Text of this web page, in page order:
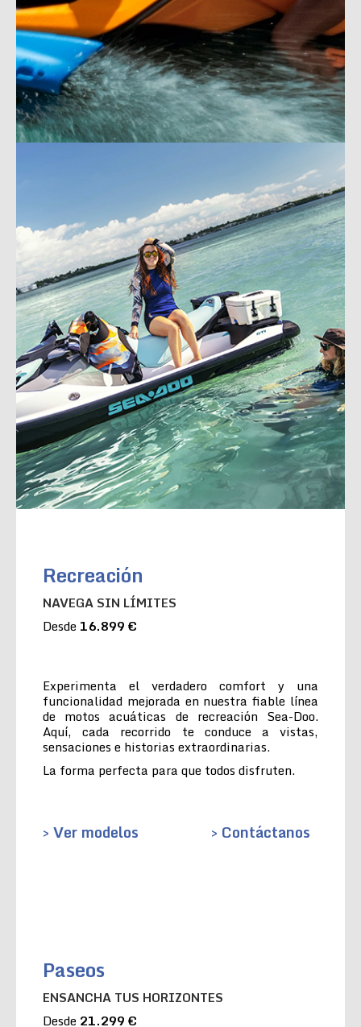
Recreación
NAVEGA SIN LÍMITES
Desde 16.899 €
Experimenta el verdadero comfort y una
funcionalidad mejorada en nuestra fiable línea
de motos acuáticas de recreación Sea-Doo.
Aquí, cada recorrido te conduce a vistas,
sensaciones e historias extraordinarias.
La forma perfecta para que todos disfruten.
> Ver modelos > Contáctanos
Paseos
ENSANCHA TUS HORIZONTES
Desde 21.299 €